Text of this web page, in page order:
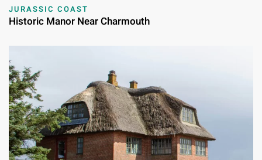
JURASSIC COAST
Historic Manor Near Charmouth